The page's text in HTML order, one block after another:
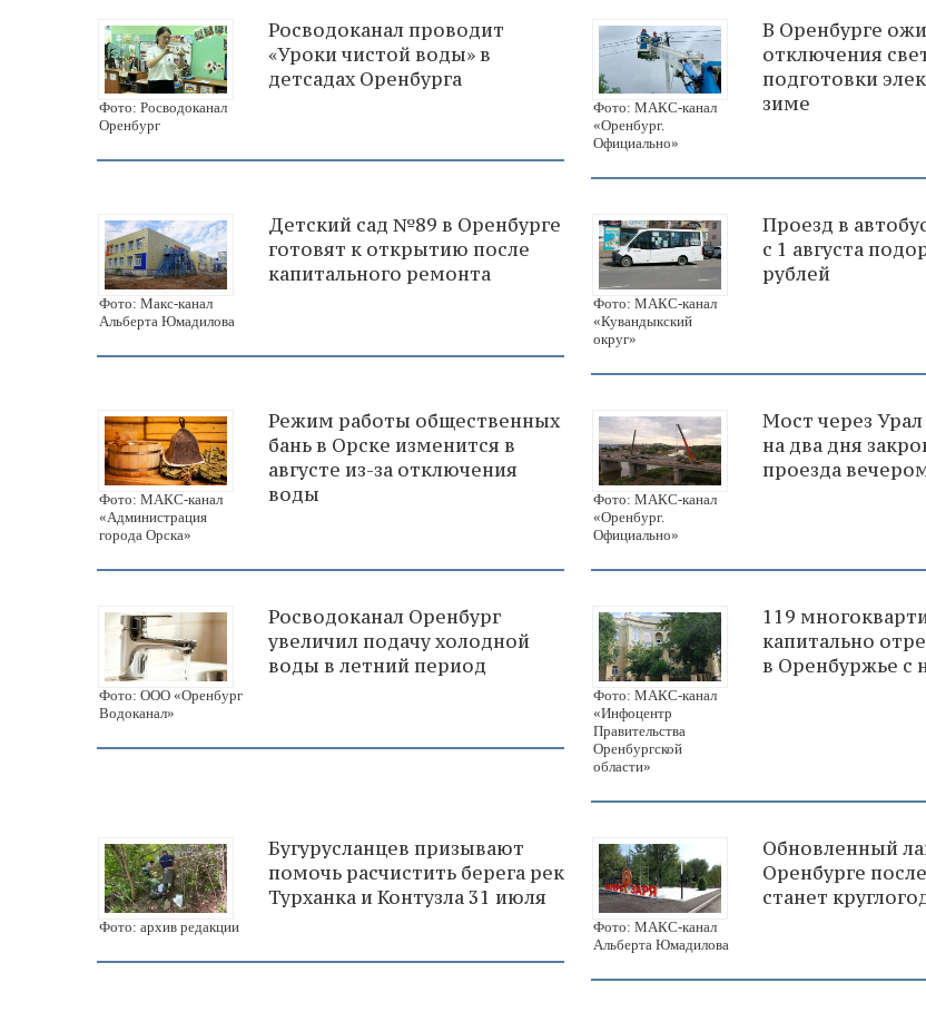
Фото: Росводоканал
Оренбург
Росводоканал проводит
«Уроки чистой воды» в
детсадах Оренбурга
Фото: МАКС-канал
«Оренбург.
Официально»
В Оренбурге
отключения
подготовки
зиме
Фото: Макс-канал
Альберта Юмадилова
Детский сад №89 в Оренбурге
готовят к открытию после
капитального ремонта
Фото: МАКС-канал
«Кувандыкский
округ»
Проезд в
с 1 августа
рублей
Фото: МАКС-канал
«Администрация
города Орска»
Режим работы общественных
бань в Орске изменится в
августе из-за отключения
воды
Фото: МАКС-канал
«Оренбург.
Официально»
Мост через
на два дня
проезда
Фото: ООО «Оренбург
Водоканал»
Росводоканал Оренбург
увеличил подачу холодной
воды в летний период
Фото: МАКС-канал
«Инфоцентр
Правительства
Оренбургской
области»
119
капитально
в Оренбуржье с
Фото: архив редакции
Бугурусланцев призывают
помочь расчистить берега рек
Турханка и Контузла 31 июля
Фото: МАКС-канал
Альберта Юмадилова
Обновленный
Оренбурге
станет